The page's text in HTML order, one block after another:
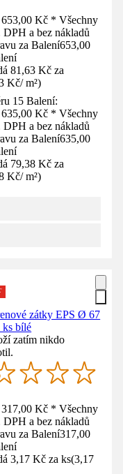
Kč * Všechny
DPH a bez nákladů
za Balení653,00
81,63 Kč za
Kč/ m²)
15 Balení:
Kč * Všechny
DPH a bez nákladů
za Balení635,00
79,38 Kč za
Kč/ m²)
zátky EPS Ø 67
ks bílé
zatím nikdo
Kč * Všechny
DPH a bez nákladů
za Balení317,00
3,17 Kč za ks(3,17